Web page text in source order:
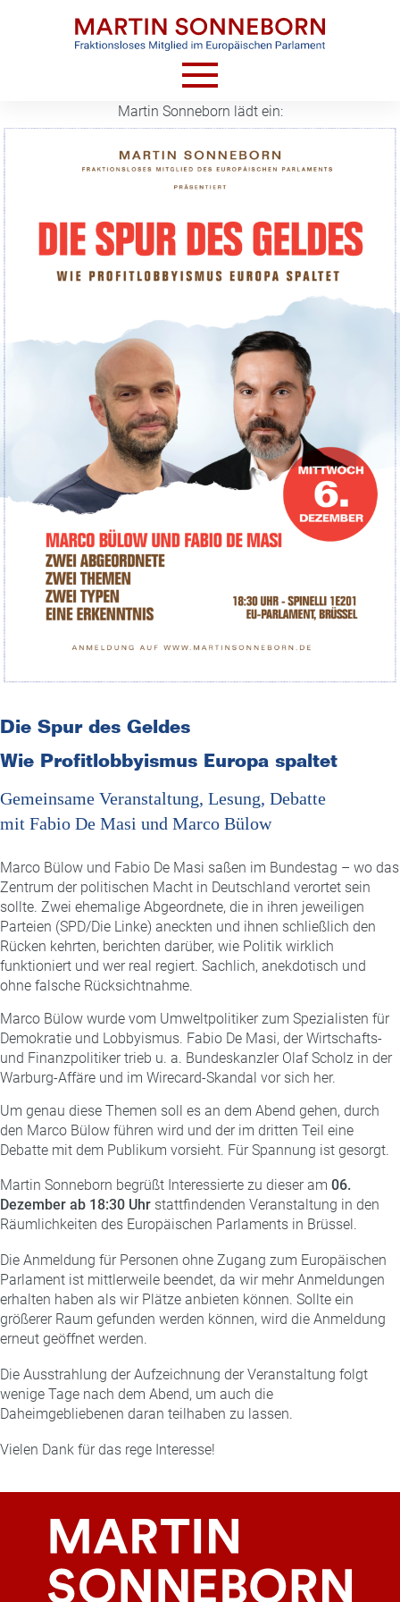
HOME
AKTUELLES
VIDEOS
TERMINE
CV
KONTAKT
Martin Sonneborn lädt ein:
Die Spur des Geldes
Wie Profitlobbyismus Europa spaltet
Gemeinsame Veranstaltung, Lesung, Debatte
mit Fabio De Masi und Marco Bülow
Marco Bülow und Fabio De Masi saßen im Bundestag – wo das
Zentrum der politischen Macht in Deutschland verortet sein
sollte. Zwei ehemalige Abgeordnete, die in ihren jeweiligen
Parteien (SPD/Die Linke) aneckten und ihnen schließlich den
Rücken kehrten, berichten darüber, wie Politik wirklich
funktioniert und wer real regiert. Sachlich, anekdotisch und
ohne falsche Rücksichtnahme.
Marco Bülow wurde vom Umweltpolitiker zum Spezialisten für
Demokratie und Lobbyismus. Fabio De Masi, der Wirtschafts-
und Finanzpolitiker trieb u. a. Bundeskanzler Olaf Scholz in der
Warburg-Affäre und im Wirecard-Skandal vor sich her.
Um genau diese Themen soll es an dem Abend gehen, durch
den Marco Bülow führen wird und der im dritten Teil eine
Debatte mit dem Publikum vorsieht. Für Spannung ist gesorgt.
Martin Sonneborn begrüßt Interessierte zu dieser am 06.
Dezember ab 18:30 Uhr stattfindenden Veranstaltung in den
Räumlichkeiten des Europäischen Parlaments in Brüssel.
Die Anmeldung für Personen ohne Zugang zum Europäischen
Parlament ist mittlerweile beendet, da wir mehr Anmeldungen
erhalten haben als wir Plätze anbieten können. Sollte ein
größerer Raum gefunden werden können, wird die Anmeldung
erneut geöffnet werden.
Die Ausstrahlung der Aufzeichnung der Veranstaltung folgt
wenige Tage nach dem Abend, um auch die
Daheimgebliebenen daran teilhaben zu lassen.
Vielen Dank für das rege Interesse!